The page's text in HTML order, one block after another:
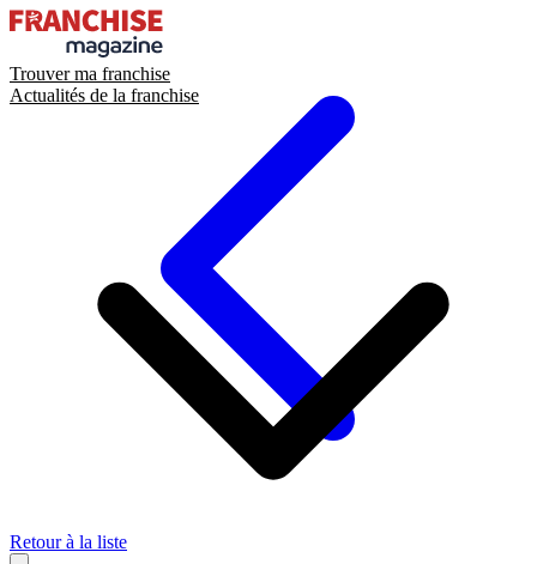
Trouver ma franchise
Actualités de la franchise
Retour à la liste